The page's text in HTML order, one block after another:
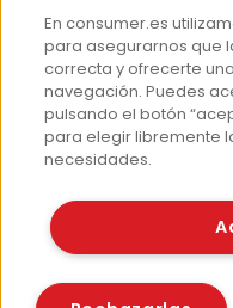
Corpus
©
En consumer.es
para asegurarnos que
correcta y ofrecerte
navegación. Puedes
pulsando el botón
para elegir libremente
necesidades.